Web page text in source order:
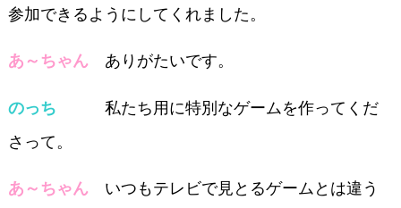
参加できるようにしてくれました。
あ～ちゃん ありがたいです。
のっち
私たち用に特別なゲームを作ってくだ
さって。
あ～ちゃん いつもテレビで見とるゲームとは違う